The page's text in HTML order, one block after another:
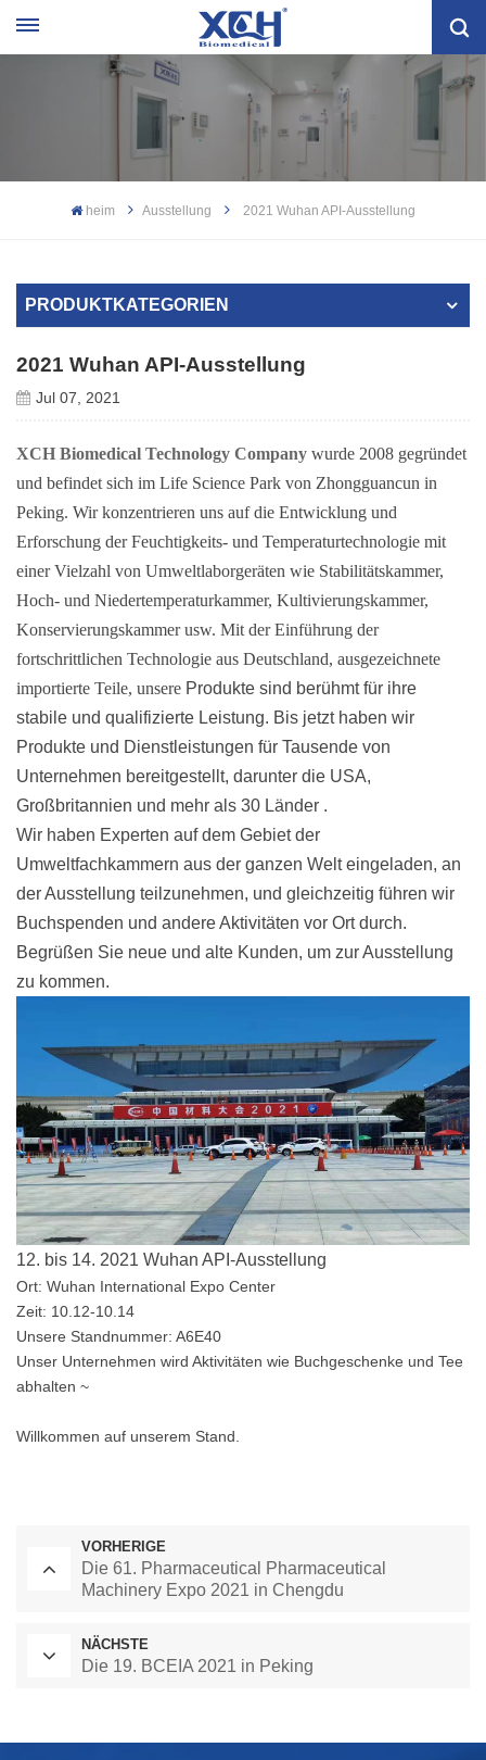
heim Ausstellung 2021 Wuhan API-Ausstellung
PRODUKTKATEGORIEN
2021 Wuhan API-Ausstellung
Jul 07, 2021
XCH Biomedical Technology Company wurde 2008 gegründet
und befindet sich im Life Science Park von Zhongguancun in
Peking. Wir konzentrieren uns auf die Entwicklung und
Erforschung der Feuchtigkeits- und Temperaturtechnologie mit
einer Vielzahl von Umweltlaborgeräten wie Stabilitätskammer,
Hoch- und Niedertemperaturkammer, Kultivierungskammer,
Konservierungskammer usw. Mit der Einführung der
fortschrittlichen Technologie aus Deutschland, ausgezeichnete
importierte Teile, unsere Produkte sind berühmt für ihre
stabile und qualifizierte Leistung. Bis jetzt haben wir
Produkte und Dienstleistungen für Tausende von
Unternehmen bereitgestellt, darunter die USA,
Großbritannien und mehr als 30 Länder .
Wir haben Experten auf dem Gebiet der
Umweltfachkammern aus der ganzen Welt eingeladen, an
der Ausstellung teilzunehmen, und gleichzeitig führen wir
Buchspenden und andere Aktivitäten vor Ort durch.
Begrüßen Sie neue und alte Kunden, um zur Ausstellung
zu kommen.
12. bis 14. 2021 Wuhan API-Ausstellung
Ort: Wuhan International Expo Center
Zeit: 10.12-10.14
Unsere Standnummer: A6E40
Unser Unternehmen wird Aktivitäten wie Buchgeschenke und Tee
abhalten ~
Willkommen auf unserem Stand.
VORHERIGE
Die 61. Pharmaceutical Pharmaceutical
Machinery Expo 2021 in Chengdu
NÄCHSTE
Die 19. BCEIA 2021 in Peking